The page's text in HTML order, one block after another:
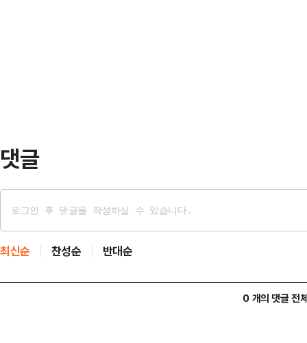
댓글
최신순 찬성순 반대순
0 개의 댓글 전